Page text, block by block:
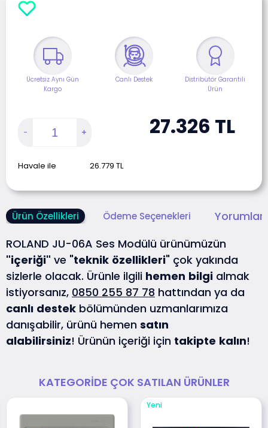
Ücretsiz Aynı Gün
Kargo
Canlı Destek
Distribütör Garantili
Ürün
27.326 TL
Havale ile 26.779 TL
Ürün Özellikleri Ödeme Seçenekleri
ROLAND JU-06A Ses Modülü ürünümüzün
"içeriği" ve "teknik özellikleri" çok yakında
sizlerle olacak. Ürünle ilgili hemen bilgi almak
istiyorsanız, 0850 255 87 78 hattından ya da
canlı destek bölümünden uzmanlarımıza
danışabilir, ürünü hemen satın
alabilirsiniz! Ürünün içeriği için takipte kalın!
KATEGORIDE ÇOK SATILAN ÜRÜNLER
Yeni